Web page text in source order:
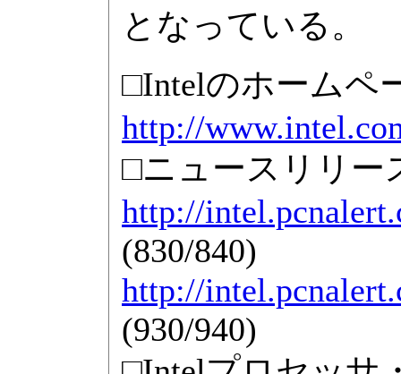
となっている。
□Intelのホームペ
http://
□ニュースリリー
http://
(830/840)
http://
(930/940)